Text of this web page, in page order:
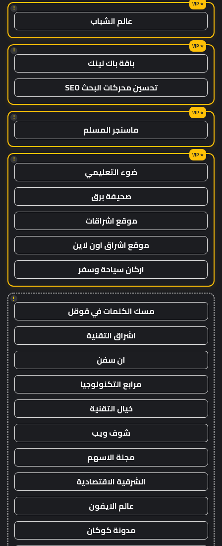
!
عالم الشباب
!
باقة باك لينك
تحسين محركات البحث SEO
!
ماسنجر المسلم
!
ضوء التعليمي
صحيفة برق
موقع اشراقات
موقع اشراق اون لاين
اركان سياحة وسفر
!
مسك الكلمات في قوقل
اشراق التقنية
ان سفن
مرابع التكنولوجيا
خيال التقنية
شوف ويب
مجلة الاسهم
الشرقية الاقتصادية
عالم الايفون
مدونة كوكان